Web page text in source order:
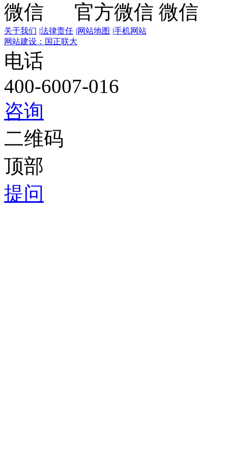
官方微信
关于我们 |法律责任 |网站地图 |手机网站
网站建设：国正联大
电话
400-6007-016
咨询
二维码
顶部
提问